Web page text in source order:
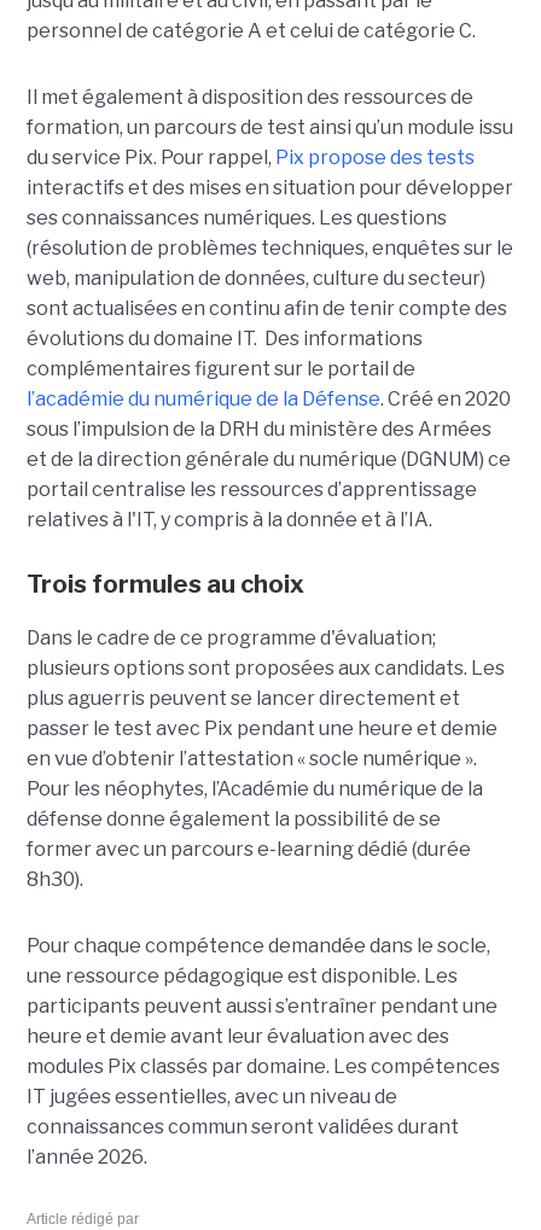
personnel de catégorie A et celui de catégorie C.
Il met également à disposition des ressources de
formation, un parcours de test ainsi qu’un module issu
du service Pix. Pour rappel, Pix propose des tests
interactifs et des mises en situation pour développer
ses connaissances numériques. Les questions
(résolution de problèmes techniques, enquêtes sur le
web, manipulation de données, culture du secteur)
sont actualisées en continu afin de tenir compte des
évolutions du domaine IT. Des informations
complémentaires figurent sur le portail de
l’académie du numérique de la Défense. Créé en 2020
sous l’impulsion de la DRH du ministère des Armées
et de la direction générale du numérique (DGNUM) ce
portail centralise les ressources d’apprentissage
relatives à l'IT, y compris à la donnée et à l’IA.
Trois formules au choix
Dans le cadre de ce programme d'évaluation;
plusieurs options sont proposées aux candidats. Les
plus aguerris peuvent se lancer directement et
passer le test avec Pix pendant une heure et demie
en vue d’obtenir l’attestation « socle numérique ».
Pour les néophytes, l’Académie du numérique de la
défense donne également la possibilité de se
former avec un parcours e-learning dédié (durée
8h30).
Pour chaque compétence demandée dans le socle,
une ressource pédagogique est disponible. Les
participants peuvent aussi s’entraîner pendant une
heure et demie avant leur évaluation avec des
modules Pix classés par domaine. Les compétences
IT jugées essentielles, avec un niveau de
connaissances commun seront validées durant
l’année 2026.
Article rédigé par